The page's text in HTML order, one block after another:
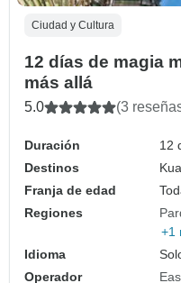
Ciudad y Cultura
12 días de magia
más allá
5.0 (3
Duración
12
Destinos
Franja de edad
Regiones
+1
Idioma
Operador